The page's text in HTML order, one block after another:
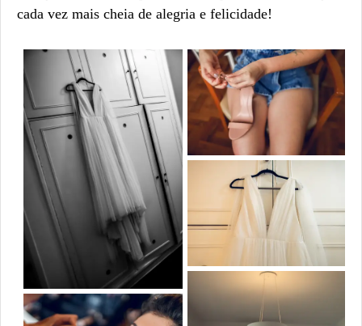
cada vez mais cheia de alegria e felicidade!